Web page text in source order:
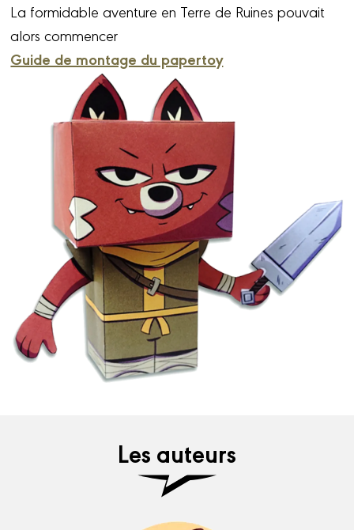
La formidable aventure en Terre de Ruines pouvait
alors commencer
Guide de montage du papertoy
Les auteurs